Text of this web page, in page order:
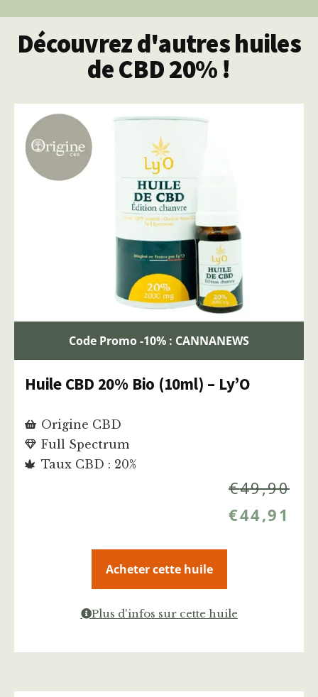
Découvrez d'autres huiles
de CBD 20% !
Code Promo -10% : CANNANEWS
Huile CBD 20% Bio (10ml) – Ly’O
Origine CBD
Full Spectrum
Taux CBD : 20%
€49,90
€44,91
Acheter cette huile
Plus d'infos sur cette huile